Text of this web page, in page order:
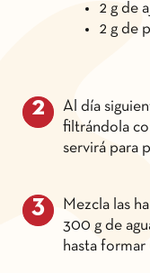
2 g de
2 g de
Al día
filtrándola
servirá para
Mezcla las
300 g de
hasta formar